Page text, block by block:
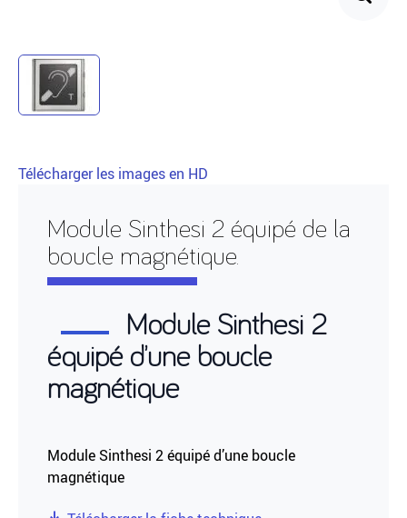
Module Sinthesi 2 équipé de la
boucle magnétique.
Module Sinthesi 2
équipé d’une boucle
magnétique
Module Sinthesi 2 équipé d’une boucle
magnétique
Télécharger les images en HD